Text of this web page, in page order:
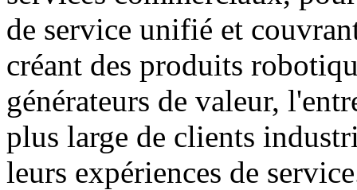
de service unifié et
créant des produits
générateurs de valeur,
plus large de clients
leurs expériences de